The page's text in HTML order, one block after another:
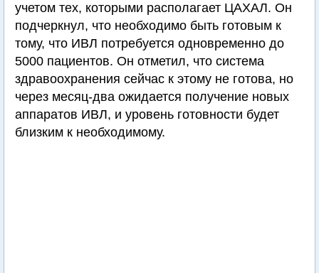
учетом тех, которыми располагает ЦАХАЛ. Он
подчеркнул, что необходимо быть готовым к
тому, что ИВЛ потребуется одновременно до
5000 пациентов. Он отметил, что система
здравоохранения сейчас к этому не готова, но
через месяц-два ожидается получение новых
аппаратов ИВЛ, и уровень готовности будет
близким к необходимому.